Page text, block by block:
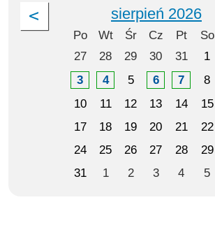
sierpień 2026
Po Wt Śr Cz Pt So
27
28 29 30 31 1
3
4 5 6 7 8
10
11 12 13 14 15
17
18 19 20 21 22
24
25 26 27 28 29
31
1 2 3 4 5